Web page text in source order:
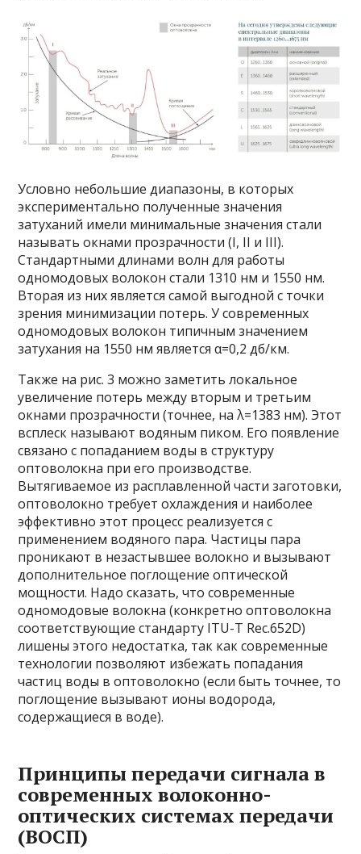
Условно небольшие диапазоны, в которых
экспериментально полученные значения
затуханий имели минимальные значения стали
называть окнами прозрачности (I, II и III).
Стандартными длинами волн для работы
одномодовых волокон стали 1310 нм и 1550 нм.
Вторая из них является самой выгодной с точки
зрения минимизации потерь. У современных
одномодовых волокон типичным значением
затухания на 1550 нм является α=0,2 дб/км.
Также на рис. 3 можно заметить локальное
увеличение потерь между вторым и третьим
окнами прозрачности (точнее, на λ=1383 нм). Этот
всплеск называют водяным пиком. Его появление
связано с попаданием воды в структуру
оптоволокна при его производстве.
Вытягиваемое из расплавленной части заготовки,
оптоволокно требует охлаждения и наиболее
эффективно этот процесс реализуется с
применением водяного пара. Частицы пара
проникают в незастывшее волокно и вызывают
дополнительное поглощение оптической
мощности. Надо сказать, что современные
одномодовые волокна (конкретно оптоволокна
соответствующие стандарту ITU-T Rec.652D)
лишены этого недостатка, так как современные
технологии позволяют избежать попадания
частиц воды в оптоволокно (если быть точнее, то
поглощение вызывают ионы водорода,
содержащиеся в воде).
Принципы передачи сигнала в
современных волоконно-
оптических системах передачи
(ВОСП)